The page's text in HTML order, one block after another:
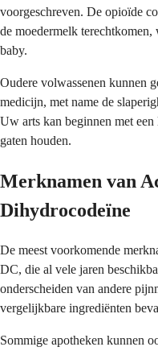
voorgeschreven. De opioïde
de moedermelk
baby.
Oudere volwassenen kunnen
medicijn, met name de
Uw arts kan beginnen met
gaten houden.
Merknamen van
Dihydrocodeïne
De meest voorkomende
DC, die al vele jaren
onderscheiden van andere
vergelijkbare ingrediënten
Sommige apotheken kunnen